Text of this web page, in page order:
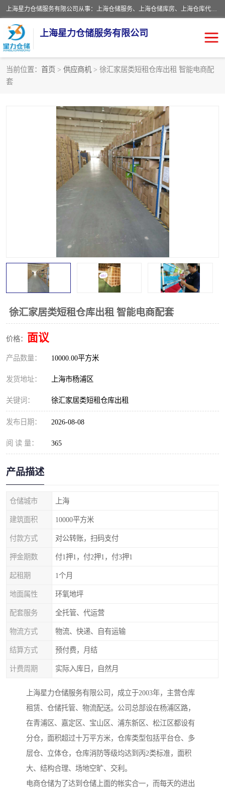
上海星力仓储服务有限公司从事：上海仓储服务、上海仓储库房、上海仓库代运营、上海仓库对外出租、上海仓库外包、上海三方仓储、上海电商仓储代发、上海电商代发货仓库、上海托管仓库、上海仓储配送。上海星力仓储服务有限公司现在拥有100个分仓、10万余平方的标准库房，精炼员工几百名，与几千家客户合作，公司已跻身上海仓储行业前列。欢迎来电咨询！
上海星力仓储服务有限公司
当前位置： 首页 > 供应商机 > 徐汇家居类短租仓库出租 智能电商配
套
徐汇家居类短租仓库出租 智能电商配套
价格： 面议
产品数量： 10000.00平方米
发货地址： 上海市杨浦区
关键词： 徐汇家居类短租仓库出租
发布日期： 2026-08-08
阅 读 量： 365
产品描述
仓储城市 上海
建筑面积 10000平方米
付款方式 对公转账，扫码支付
押金期数 付1押1，付2押1，付3押1
起租期 1个月
地面属性 环氧地坪
配套服务 全托管、代运营
物流方式 物流、快递、自有运输
结算方式 预付费，月结
计费周期 实际入库日，自然月
上海星力仓储服务有限公司，成立于2003年，主营仓库
租赁、仓储托管、物流配送。公司总部设在杨浦区路，
在青浦区、嘉定区、宝山区、浦东新区、松江区都设有
分仓，面积超过十万平方米，仓库类型包括平台仓、多
层仓、立体仓，仓库消防等级均达到丙2类标准，面积
大、结构合理、场地空旷、交利。
电商仓储为了达到仓储上面的帐实合一，而每天的进出
上海仓储配送 上海仓库外包
上海仓库代运营 上海托管仓库
上海第三方仓储 上海仓储服务
上海电商代发货仓库